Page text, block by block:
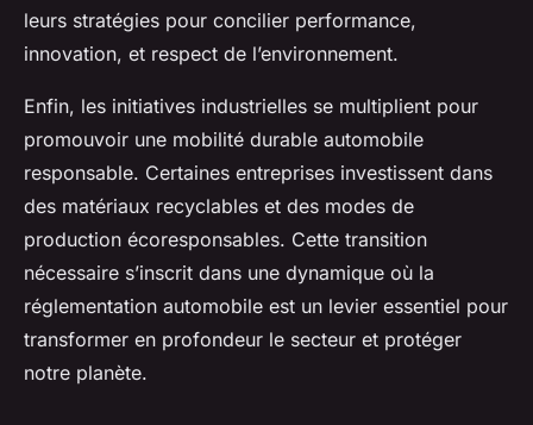
leurs stratégies pour concilier performance,
innovation, et respect de l’environnement.
Enfin, les initiatives industrielles se multiplient pour
promouvoir une mobilité durable automobile
responsable. Certaines entreprises investissent dans
des matériaux recyclables et des modes de
production écoresponsables. Cette transition
nécessaire s’inscrit dans une dynamique où la
réglementation automobile est un levier essentiel pour
transformer en profondeur le secteur et protéger
notre planète.